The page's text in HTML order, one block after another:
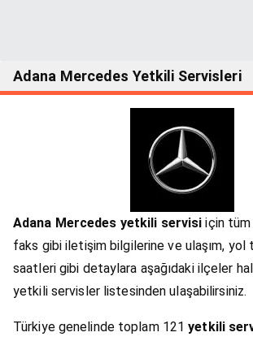
Adana Mercedes Yetkili Servisleri
Adana Mercedes yetkili servisi için
faks gibi iletişim bilgilerine ve ulaşım, yol
saatleri gibi detaylara aşağıdaki ilçeler
yetkili servisler listesinden ulaşabilirsiniz.
Türkiye genelinde toplam 121yetkili